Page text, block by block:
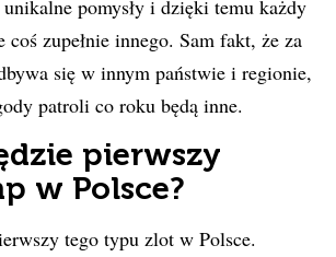
unikalne pomysły i dzięki temu każdy
coś zupełnie innego. Sam fakt, że za
się w innym państwie i regionie,
patroli co roku będą inne.
pierwszy
w Polsce?
tego typu zlot w Polsce.